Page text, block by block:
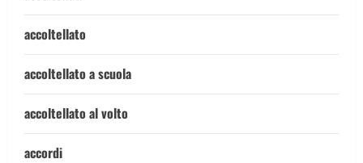
accoltellato
accoltellato a scuola
accoltellato al volto
accordi